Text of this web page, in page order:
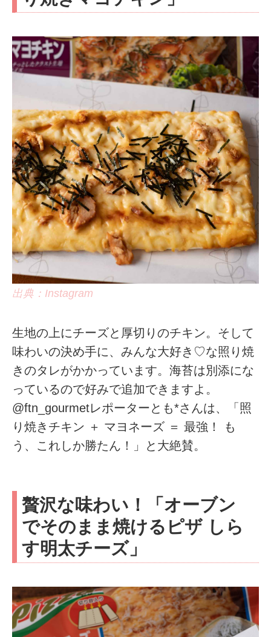
出典：Instagram
生地の上にチーズと厚切りのチキン。そして
味わいの決め手に、みんな大好き♡な照り焼
きのタレがかかっています。海苔は別添にな
っているので好みで追加できますよ。
@ftn_gourmetレポーターとも*さんは、「照
り焼きチキン ＋ マヨネーズ ＝ 最強！ も
う、これしか勝たん！」と大絶賛。
贅沢な味わい！「オーブン
でそのまま焼けるピザ しら
す明太チーズ」